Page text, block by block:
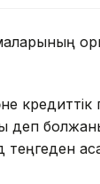
деп